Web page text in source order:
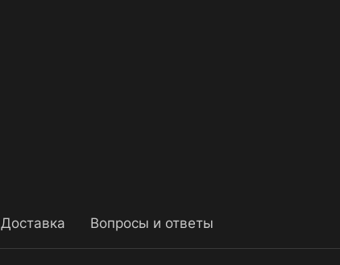
Доставка Вопросы и ответы